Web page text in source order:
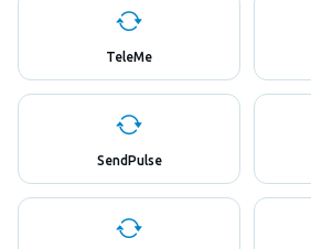
TeleMe
SendPulse